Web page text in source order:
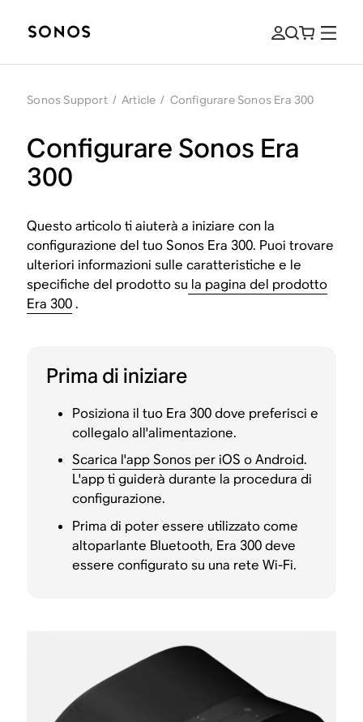
Sonos Support / Article / Configurare Sonos Era 300
Configurare Sonos Era
300
Questo articolo ti aiuterà a iniziare con la
configurazione del tuo Sonos Era 300. Puoi trovare
ulteriori informazioni sulle caratteristiche e le
specifiche del prodotto su la pagina del prodotto
Era 300.
Prima di iniziare
Posiziona il tuo Era 300 dove preferisci e
collegalo all'alimentazione.
Scarica l'app Sonos per iOS o Android.
L'app ti guiderà durante la procedura di
configurazione.
Prima di poter essere utilizzato come
altoparlante Bluetooth, Era 300 deve
essere configurato su una rete Wi-Fi.